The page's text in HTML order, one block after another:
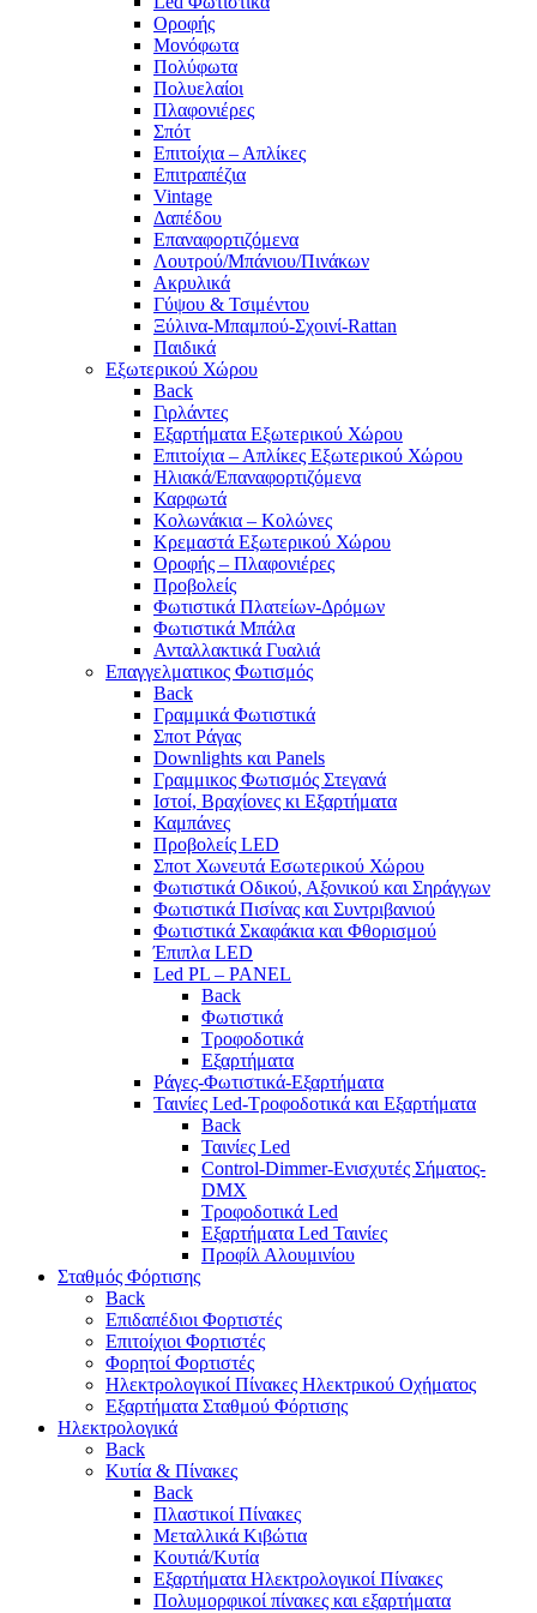
Οροφής
Μονόφωτα
Πολύφωτα
Πολυελαίοι
Πλαφονιέρες
Σπότ
Επιτοίχια – Απλίκες
Επιτραπέζια
Vintage
Δαπέδου
Επαναφορτιζόμενα
Λουτρού/Μπάνιου/Πινάκων
Ακρυλικά
Γύψου & Τσιμέντου
Ξύλινα-Μπαμπού-Σχοινί-Rattan
Παιδικά
Εξωτερικού Χώρου
Back
Γιρλάντες
Εξαρτήματα Εξωτερικού Χώρου
Επιτοίχια – Απλίκες Εξωτερικού Χώρου
Ηλιακά/Επαναφορτιζόμενα
Καρφωτά
Κολωνάκια – Κολώνες
Κρεμαστά Εξωτερικού Χώρου
Οροφής – Πλαφονιέρες
Προβολείς
Φωτιστικά Πλατείων-Δρόμων
Φωτιστικά Μπάλα
Ανταλλακτικά Γυαλιά
Επαγγελματικος Φωτισμός
Back
Γραμμικά Φωτιστικά
Σποτ Ράγας
Downlights και Panels
Γραμμικος Φωτισμός Στεγανά
Ιστοί, Βραχίονες κι Εξαρτήματα
Καμπάνες
Προβολείς LED
Σποτ Χωνευτά Εσωτερικού Χώρου
Φωτιστικά Οδικού, Αξονικού και Σηράγγων
Φωτιστικά Πισίνας και Συντριβανιού
Φωτιστικά Σκαφάκια και Φθορισμού
Έπιπλα LED
Led PL – PANEL
Back
Φωτιστικά
Τροφοδοτικά
Εξαρτήματα
Ράγες-Φωτιστικά-Εξαρτήματα
Ταινίες Led-Τροφοδοτικά και Εξαρτήματα
Back
Ταινίες Led
Control-Dimmer-Ενισχυτές Σήματος-
DMX
Τροφοδοτικά Led
Εξαρτήματα Led Ταινίες
Προφίλ Αλουμινίου
Σταθμός Φόρτισης
Back
Επιδαπέδιοι Φορτιστές
Επιτoίχιοι Φορτιστές
Φορητοί Φορτιστές
Ηλεκτρολογικοί Πίνακες Ηλεκτρικού Οχήματος
Εξαρτήματα Σταθμού Φόρτισης
Ηλεκτρολογικά
Back
Κυτία & Πίνακες
Back
Πλαστικοί Πίνακες
Μεταλλικά Κιβώτια
Κουτιά/Κυτία
Εξαρτήματα Ηλεκτρολογικοί Πίνακες
Πολυμορφικοί πίνακες και εξαρτήματα